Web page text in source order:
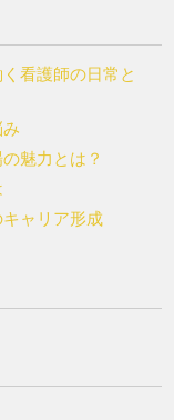
看護師の日常と
魅力とは？
ャリア形成